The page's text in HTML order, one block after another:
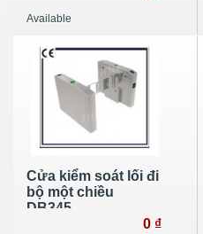
Available
Cửa kiểm soát lối đi
bộ một chiều
DB345
0 ₫